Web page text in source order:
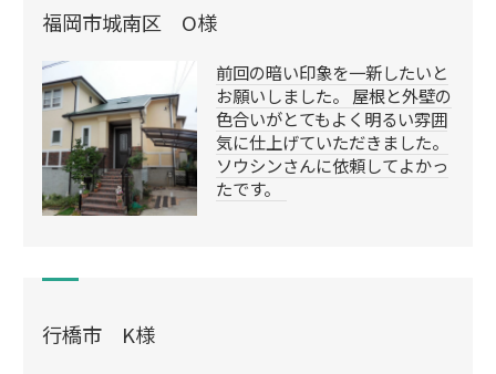
福岡市城南区 O様
前回の暗い印象を一新したいと
お願いしました。 屋根と外壁の
色合いがとてもよく明るい雰囲
気に仕上げていただきました。
ソウシンさんに依頼してよかっ
たです。
行橋市 K様